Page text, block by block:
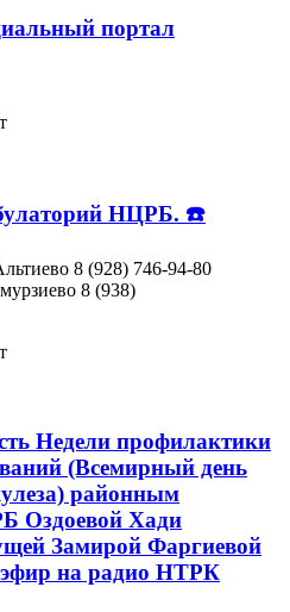
портал
НЦРБ. ☎️
8 (928) 746-94-80
8 (938)
Недели профилактики
(Всемирный день
районным
Оздоевой Хади
Замирой Фаргиевой
на радио НТРК